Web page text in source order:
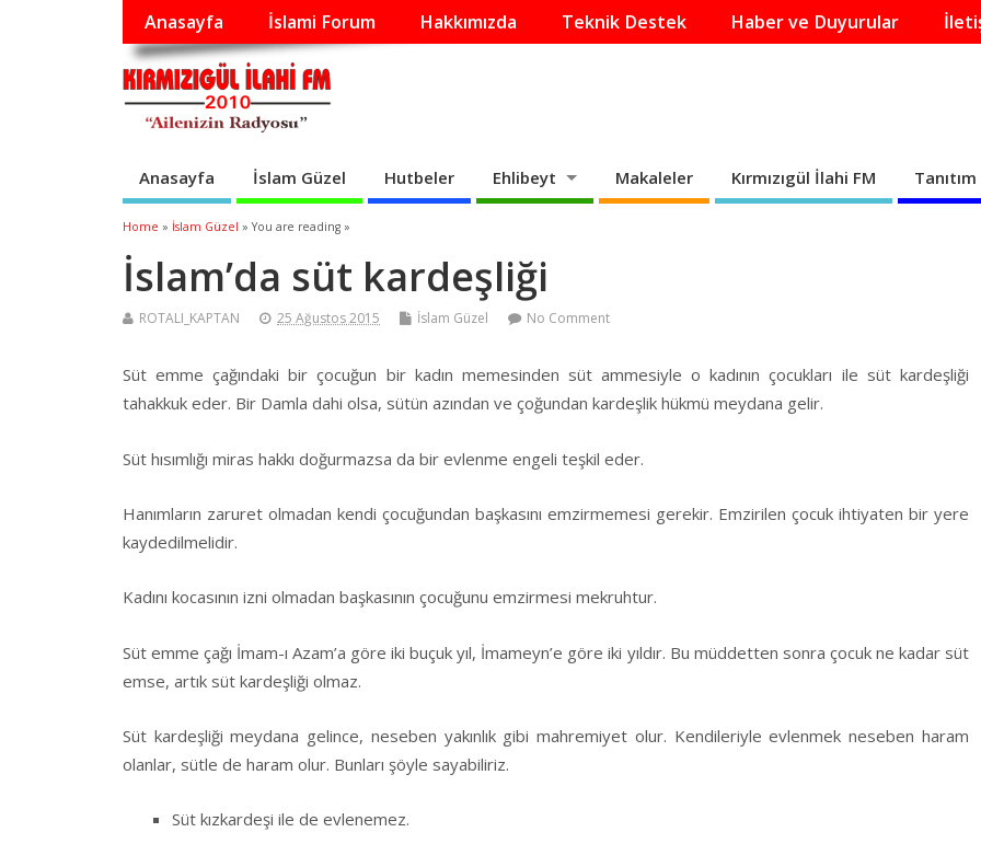
Anasayfa İslami Forum Hakkımızda Teknik Destek Haber ve Duyurular
Anasayfa İslam Güzel Hutbeler Ehlibeyt Makaleler Kırmızıgül İlahi FM Tanıtım
Home » İslam Güzel » You are reading »
İslam’da süt kardeşliği
ROTALI_KAPTAN 25 Ağustos 2015 İslam Güzel No Comment
Süt emme çağındaki bir çocuğun bir kadın memesinden süt ammesiyle o kadının çocukları ile süt kardeşliği
tahakkuk eder. Bir Damla dahi olsa, sütün azından ve çoğundan kardeşlik hükmü meydana gelir.
Süt hısımlığı miras hakkı doğurmazsa da bir evlenme engeli teşkil eder.
Hanımların zaruret olmadan kendi çocuğundan başkasını emzirmemesi gerekir. Emzirilen çocuk ihtiyaten bir yere
kaydedilmelidir.
Kadını kocasının izni olmadan başkasının çocuğunu emzirmesi mekruhtur.
Süt emme çağı İmam-ı Azam’a göre iki buçuk yıl, İmameyn’e göre iki yıldır. Bu müddetten sonra çocuk ne kadar süt
emse, artık süt kardeşliği olmaz.
Süt kardeşliği meydana gelince, neseben yakınlık gibi mahremiyet olur. Kendileriyle evlenmek neseben haram
olanlar, sütle de haram olur. Bunları şöyle sayabiliriz.
Süt kızkardeşi ile de evlenemez.